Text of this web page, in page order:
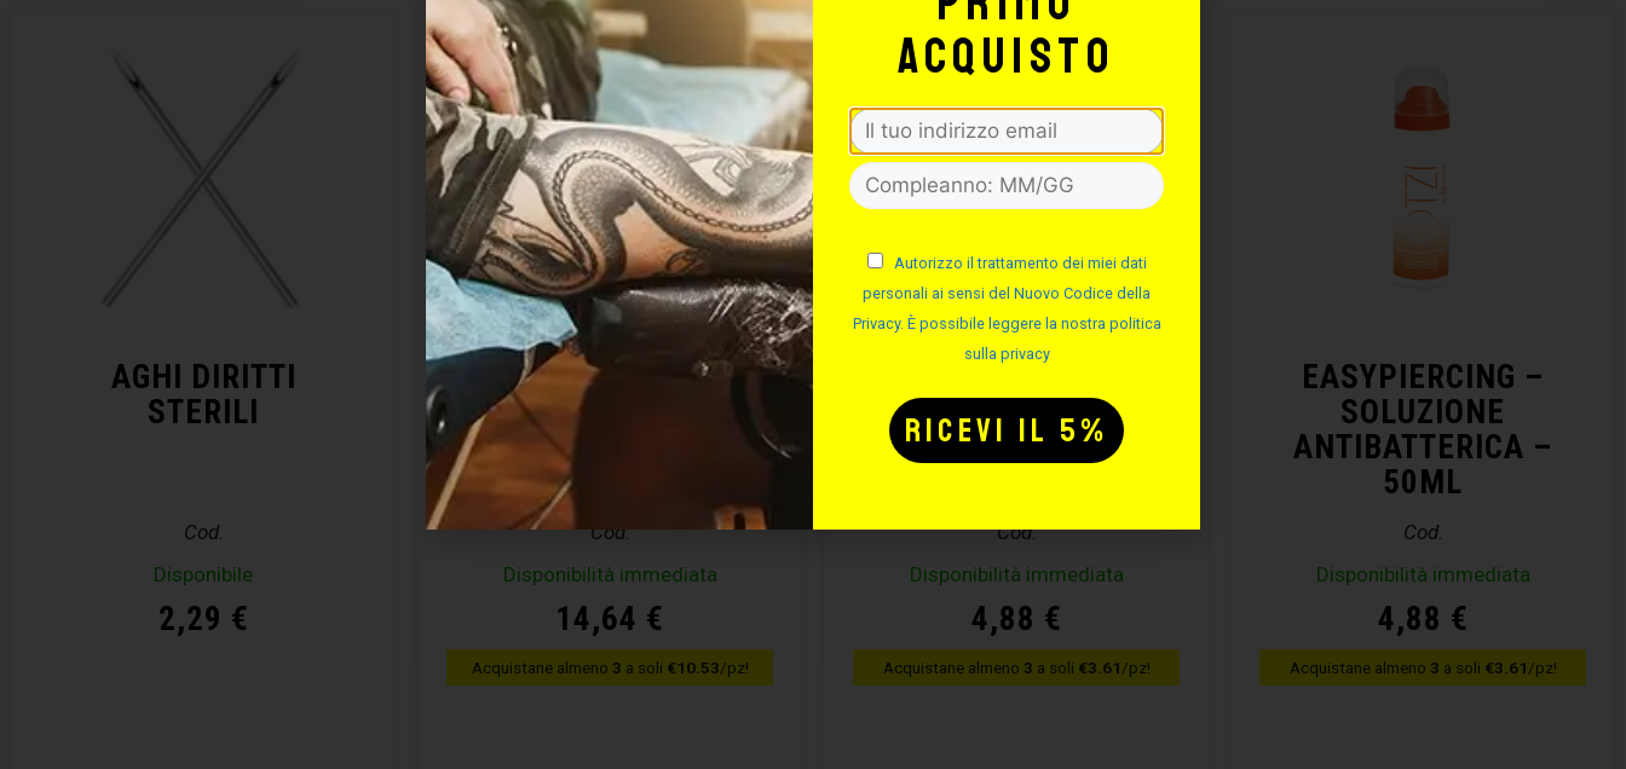
AGHI DIRITTI
STERILI
Cod.
Disponibile
2,29 €
KIT CURA PIERCING
– EASYPIERCING
Cod.
Disponibilità immediata
14,64 €
Acquistane almeno 3 a soli €10.53/pz!
SOLUZIONE SALINA
– 50ML
Cod.
Disponibilità immediata
4,88 €
Acquistane almeno 3 a soli €3.61/pz!
EASYPIERCING –
SOLUZIONE
ANTIBATTERICA –
50ML
Cod.
Disponibilità immediata
4,88 €
Acquistane almeno 3 a soli €3.61/pz!
acquisto
Autorizzo il trattamento dei miei dati
personali ai sensi del Nuovo Codice della
Privacy. È possibile leggere la nostra politica
sulla privacy